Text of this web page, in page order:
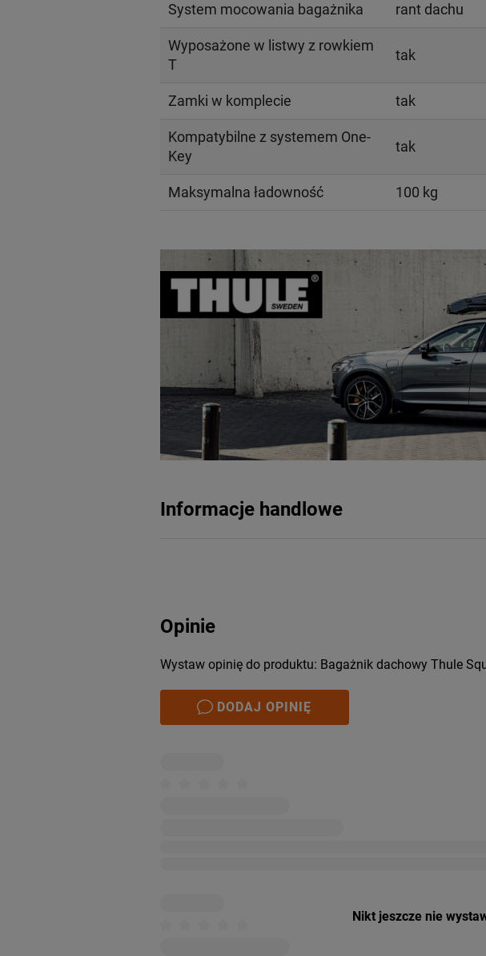
System mocowania bagażnika rant dachu
Wyposażone w listwy z rowkiem
T
tak
Zamki w komplecie tak
Kompatybilne z systemem One-
Key
tak
Maksymalna ładowność 100 kg
Informacje handlowe
Opinie
Wystaw opinię do produktu: Bagażnik dachowy Thule
DODAJ OPINIĘ
Nikt jeszcze nie